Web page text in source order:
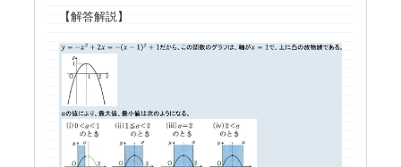
【解答解説】